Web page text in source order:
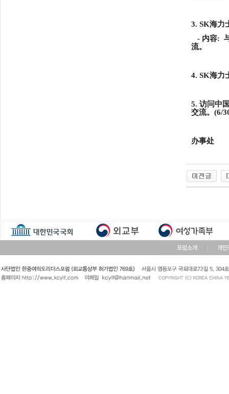
3. SK海力
- 内容:
流。
4. SK海力
5. 访问中
交流。 (6/
办事处